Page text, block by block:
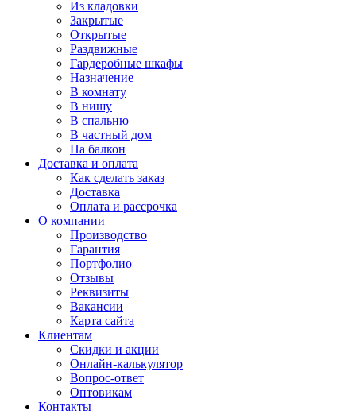
Из кладовки
Закрытые
Открытые
Раздвижные
Гардеробные шкафы
Назначение
В комнату
В нишу
В спальню
В частный дом
На балкон
Доставка и оплата
Как сделать заказ
Доставка
Оплата и рассрочка
О компании
Производство
Гарантия
Портфолио
Отзывы
Реквизиты
Вакансии
Карта сайта
Клиентам
Скидки и акции
Онлайн-калькулятор
Вопрос-ответ
Оптовикам
Контакты